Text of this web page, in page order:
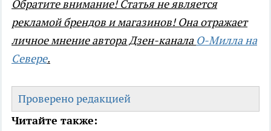
Обратите внимание! Статья не является
рекламой брендов и магазинов! Она отражает
личное мнение автора Дзен-канала О-Милла на
Севере.
Проверено редакцией
Читайте также: